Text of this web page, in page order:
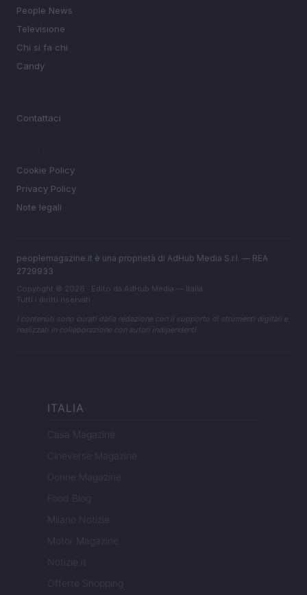
People News
Televisione
Chi si fa chi
Candy
Contattaci
Cookie Policy
Privacy Policy
Note legali
peoplemagazine.it è una proprietà di AdHub Media S.r.l. — REA
2729933
Copyright © 2026 · Edito da AdHub Media — Italia
Tutti i diritti riservati
I contenuti sono curati dalla redazione con il supporto di strumenti digitali e
realizzati in collaborazione con autori indipendenti.
ITALIA
Casa Magazine
Cineverse Magazine
Donne Magazine
Food Blog
Milano Notizie
Motor Magazine
Notizie.it
Offerte Shopping